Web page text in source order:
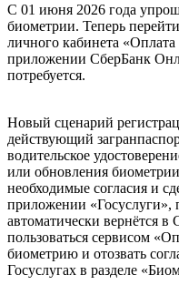
С 01 июня 2026 года
биометрии. Теперь
личного кабинета
приложении СберБанк
потребуется.
Новый сценарий
действующий
водительское
или обновления
необходимые согласия и
приложении «Госуслуги»,
автоматически вернётся
пользоваться сервисом
биометрию и отозвать
Госуслугах в разделе